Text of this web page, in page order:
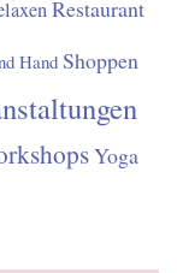
Restaurant
Hand Shoppen
Yoga